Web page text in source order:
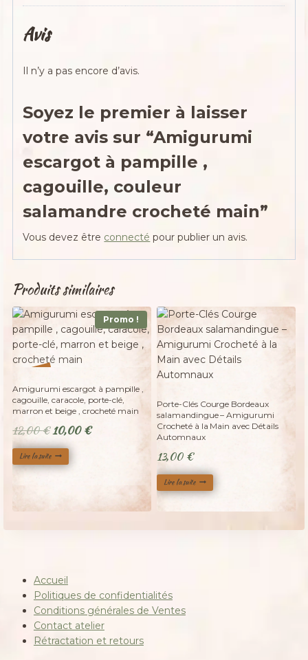
Avis
Il n’y a pas encore d’avis.
Soyez le premier à laisser
votre avis sur “Amigurumi
escargot à pampille ,
cagouille, couleur
salamandre crocheté main”
Vous devez être connecté pour publier un avis.
Produits similaires
Promo !
Adopté
Amigurumi escargot à pampille ,
cagouille, caracole, porte-clé,
marron et beige , crocheté main
12,00€ Le
prix
initial
10,00€Le
Lire la suite
Adopté
Porte-Clés Courge Bordeaux
salamandingue – Amigurumi
Crocheté à la Main avec Détails
Automnaux
13,00 €
Lire la suite
Accueil
Politiques de confidentialités
Conditions générales de Ventes
Contact atelier
Rétractation et retours